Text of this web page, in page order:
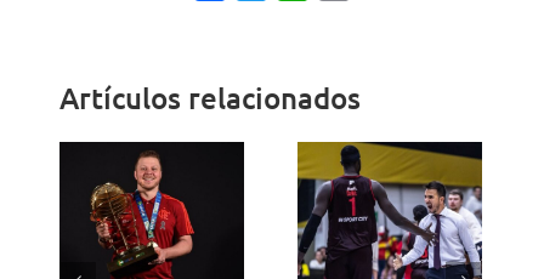
Artículos relacionados